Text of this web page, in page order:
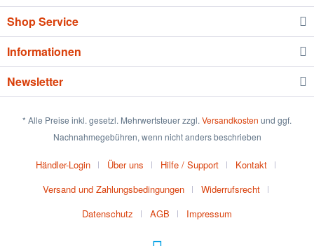
Shop Service
Informationen
Newsletter
* Alle Preise inkl. gesetzl. Mehrwertsteuer zzgl. Versandkosten und ggf.
Nachnahmegebühren, wenn nicht anders beschrieben
Händler-Login Über uns Hilfe / Support
Kontakt
Versand und Zahlungsbedingungen
Widerrufsrecht
Datenschutz
AGB Impressum